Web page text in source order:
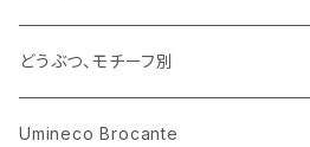
プレート
ホーロー
メタル
どうぶつ、モチーフ別
くま、ベア
Umineco Brocante